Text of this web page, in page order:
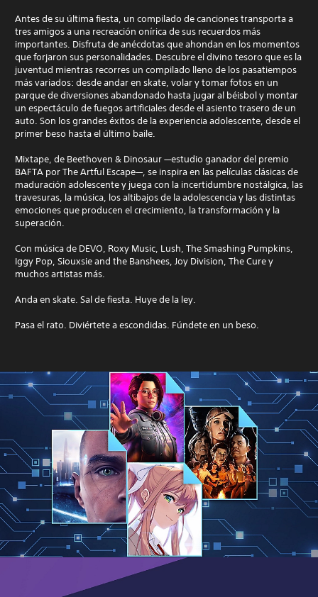
Antes de su última fiesta, un compilado de canciones transporta a
tres amigos a una recreación onírica de sus recuerdos más
importantes. Disfruta de anécdotas que ahondan en los momentos
que forjaron sus personalidades. Descubre el divino tesoro que es la
juventud mientras recorres un compilado lleno de los pasatiempos
más variados: desde andar en skate, volar y tomar fotos en un
parque de diversiones abandonado hasta jugar al béisbol y montar
un espectáculo de fuegos artificiales desde el asiento trasero de un
auto. Son los grandes éxitos de la experiencia adolescente, desde el
primer beso hasta el último baile.
Mixtape, de Beethoven & Dinosaur —estudio ganador del premio
BAFTA por The Artful Escape—, se inspira en las películas clásicas de
maduración adolescente y juega con la incertidumbre nostálgica, las
travesuras, la música, los altibajos de la adolescencia y las distintas
emociones que producen el crecimiento, la transformación y la
superación.
Con música de DEVO, Roxy Music, Lush, The Smashing Pumpkins,
Iggy Pop, Siouxsie and the Banshees, Joy Division, The Cure y
muchos artistas más.
Anda en skate. Sal de fiesta. Huye de la ley.
Pasa el rato. Diviértete a escondidas. Fúndete en un beso.